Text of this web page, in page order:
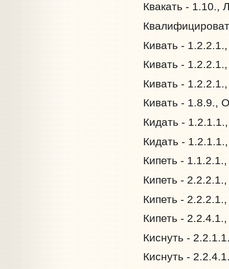
Квакать - 1.10.,
Кивать -
Кивать -
Кивать -
Кивать - 1.8.9.,
Кидать -
Кидать -
Кипеть -
Кипеть -
Кипеть -
Кипеть -
Киснуть -
Киснуть -